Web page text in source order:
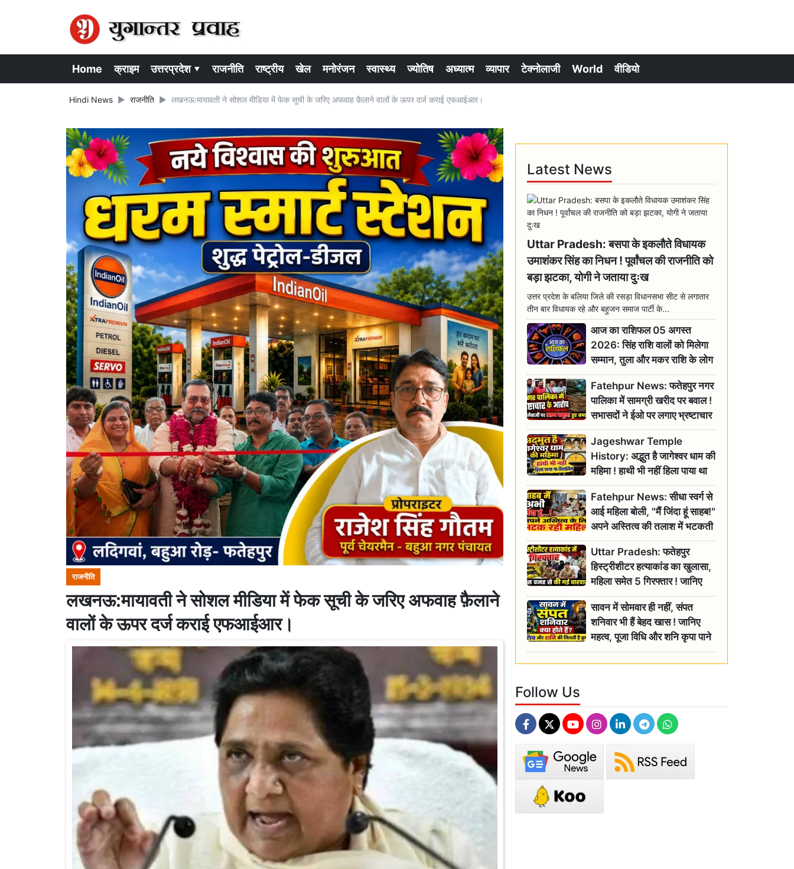
Home क्राइम उत्तरप्रदेश ▾ राजनीति राष्ट्रीय खेल मनोरंजन स्वास्थ्य ज्योतिष अध्यात्म व्यापार टेक्नोलाजी World वीडियो
Hindi News राजनीति लखनऊ:मायावती ने सोशल मीडिया में फेक सूची के जरिए अफवाह फ़ैलाने वालों के ऊपर दर्ज कराई एफआईआर।
राजनीति
लखनऊ:मायावती ने सोशल मीडिया में फेक सूची के जरिए अफवाह फ़ैलाने
वालों के ऊपर दर्ज कराई एफआईआर।
Latest News
Uttar Pradesh: बसपा के इकलौते विधायक
उमाशंकर सिंह का निधन ! पूर्वांचल की राजनीति को
बड़ा झटका, योगी ने जताया दुःख
उत्तर प्रदेश के बलिया जिले की रसड़ा विधानसभा सीट से लगातार
तीन बार विधायक रहे और बहुजन समाज पार्टी के...
आज का राशिफल 05 अगस्त
2026: सिंह राशि वालों को मिलेगा
सम्मान, तुला और मकर राशि के लोग
रहें सतर्क
Fatehpur News: फतेहपुर नगर
पालिका में सामग्री खरीद पर बवाल !
सभासदों ने ईओ पर लगाए भ्रष्टाचार
के गंभीर आरोप
Jageshwar Temple
History: अद्भुत है जागेश्वर धाम की
महिमा ! हाथी भी नहीं हिला पाया था
शिवलिंग, जानिए क्या है इसका
इतिहास
Fatehpur News: सीधा स्वर्ग से
आई महिला बोली, "मैं जिंदा हूं साहब!"
अपने अस्तित्व की तलाश में भटकती
रही बुजुर्ग, एसडीएम ने दिए जांच के
आदेश
Uttar Pradesh: फतेहपुर
हिस्ट्रीशीटर हत्याकांड का खुलासा,
महिला समेत 5 गिरफ्तार ! जानिए
क्या था कनेक्शन?
सावन में सोमवार ही नहीं, संपत
शनिवार भी हैं बेहद खास ! जानिए
महत्व, पूजा विधि और शनि कृपा पाने
के आसान उपाय
Follow Us